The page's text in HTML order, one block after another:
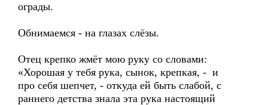
ограды.
Обнимаемся - на глазах слёзы.
Отец крепко жмёт мою руку со словами:
«Хорошая у тебя рука, сынок, крепкая, - и
про себя шепчет, - откуда ей быть слабой, с
раннего детства знала эта рука настоящий